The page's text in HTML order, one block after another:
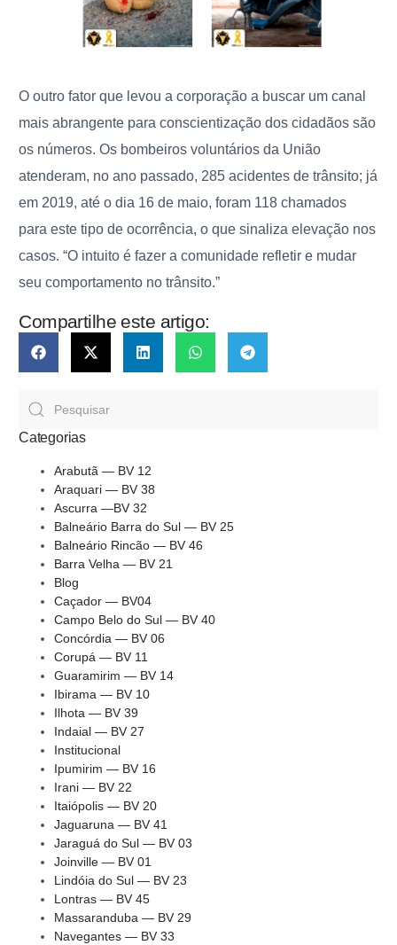
O outro fator que levou a corporação a buscar um canal
mais abrangente para conscientização dos cidadãos são
os números. Os bombeiros voluntários da União
atenderam, no ano passado, 285 acidentes de trânsito; já
em 2019, até o dia 16 de maio, foram 118 chamados
para este tipo de ocorrência, o que sinaliza elevação nos
casos. “O intuito é fazer a comunidade refletir e mudar
seu comportamento no trânsito.”
Compartilhe este artigo:
Categorias
Arabutã — BV 12
Araquari — BV 38
Ascurra —BV 32
Balneário Barra do Sul — BV 25
Balneário Rincão — BV 46
Barra Velha — BV 21
Blog
Caçador — BV04
Campo Belo do Sul — BV 40
Concórdia — BV 06
Corupá — BV 11
Guaramirim — BV 14
Ibirama — BV 10
Ilhota — BV 39
Indaial — BV 27
Institucional
Ipumirim — BV 16
Irani — BV 22
Itaiópolis — BV 20
Jaguaruna — BV 41
Jaraguá do Sul — BV 03
Joinville — BV 01
Lindóia do Sul — BV 23
Lontras — BV 45
Massaranduba — BV 29
Navegantes — BV 33